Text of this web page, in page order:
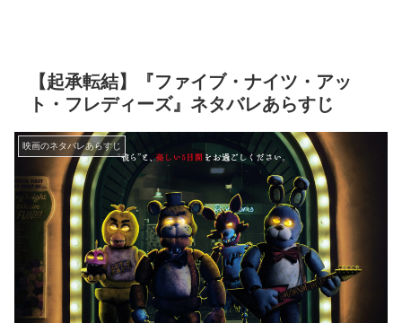
【起承転結】『ファイブ・ナイツ・アッ
ト・フレディーズ』ネタバレあらすじ
映画のネタバレあらすじ